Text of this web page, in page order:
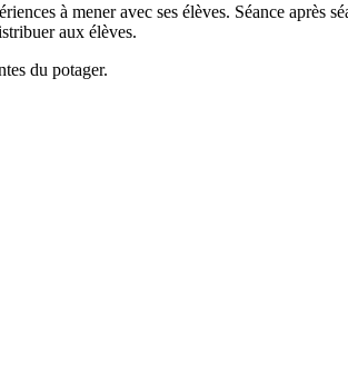
à mener avec ses élèves. Séance après
aux élèves.
du potager.